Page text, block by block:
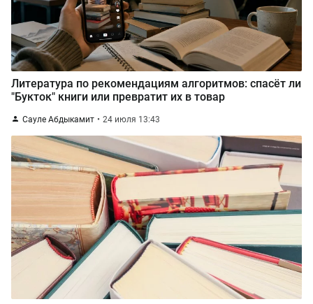
Литература по рекомендациям алгоритмов: спасёт ли
"Букток" книги или превратит их в товар
Сауле Абдыкамит 24 июля 13:43